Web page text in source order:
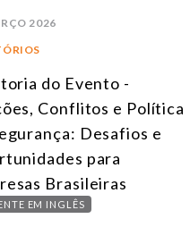
2026
do Evento -
Conflitos e Política
Desafios e
para
Brasileiras
EM INGLÊS